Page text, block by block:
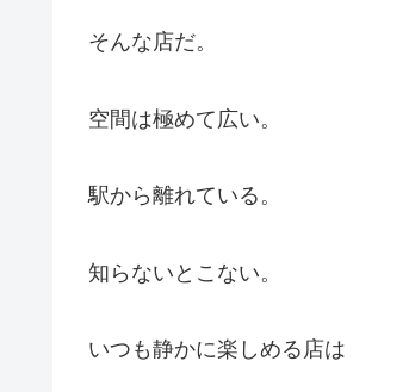
そんな店だ。
空間は極めて広い。
駅から離れている。
知らないとこない。
いつも静かに楽しめる店は